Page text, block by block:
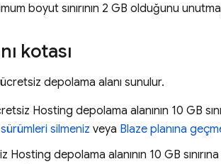
boyut sınırının 2 GB olduğunu
kotası
depolama alanı sunulur.
Hosting depolama alanının 10 GB
silmeniz veya Blaze planına
Hosting depolama alanının 10 GB